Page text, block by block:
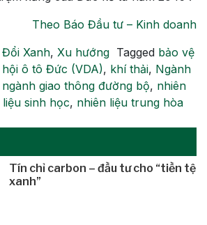
Theo Báo Đầu tư – Kinh doanh
Xanh, Xu hướng Tagged bảo vệ
hội ô tô Đức (VDA), khí thải, Ngành
ngành giao thông đường bộ, nhiên
liệu sinh học, nhiên liệu trung hòa
Tín chỉ carbon – đầu tư cho “tiền tệ
xanh”